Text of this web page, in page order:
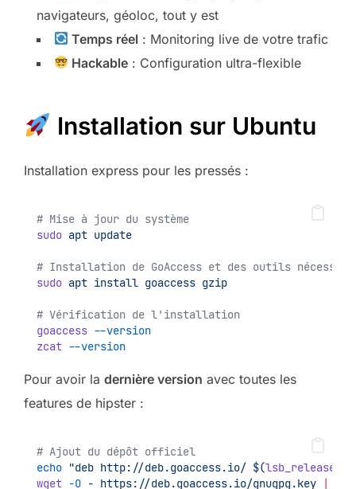
navigateurs, géoloc, tout y est
Temps réel : Monitoring live de votre trafic
Hackable : Configuration ultra-flexible
Installation sur Ubuntu
Installation express pour les pressés :
# Mise à jour du système
sudo apt update
# Installation de GoAccess et des outils
sudo apt install goaccess gzip
# Vérification de l'installation
goaccess --version
zcat --version
Pour avoir la dernière version avec toutes les
features de hipster :
# Ajout du dépôt officiel
echo "deb http://deb.goaccess.io/ $(lsb_release
wget -O - https://deb.goaccess.io/gnugpg.key